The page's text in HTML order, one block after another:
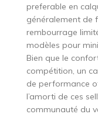
preferable en
généralement de
rembourrage
modèles pour
Bien que le
compétition, un
de performance
l’amorti de ces
communauté du